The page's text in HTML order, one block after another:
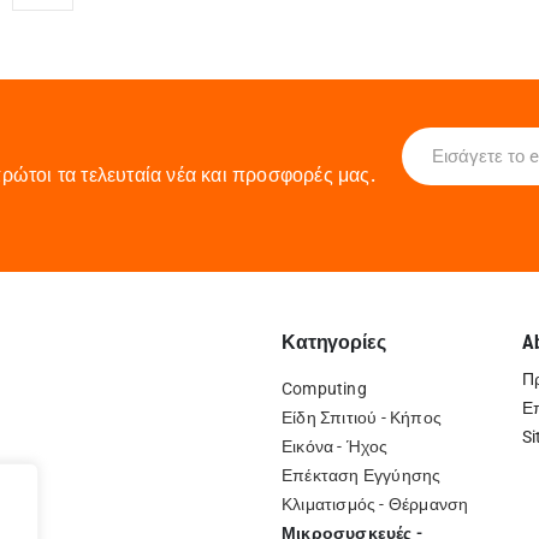
τα τελευταία νέα και προσφορές μας.
Κατηγορίες
Computing
Είδη Σπιτιού - Κήπος
Εικόνα - Ήχος
Επέκταση Εγγύησης
Κλιματισμός - Θέρμανση
Μικροσυσκευές -